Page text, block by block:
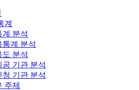
계
계 분석
통계 분석
도 분석
기관 분석
기관 분석
주제